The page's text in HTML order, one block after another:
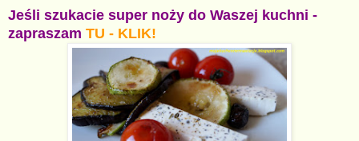
Jeśli szukacie super noży do Waszej kuchni -
zapraszam TU - KLIK!